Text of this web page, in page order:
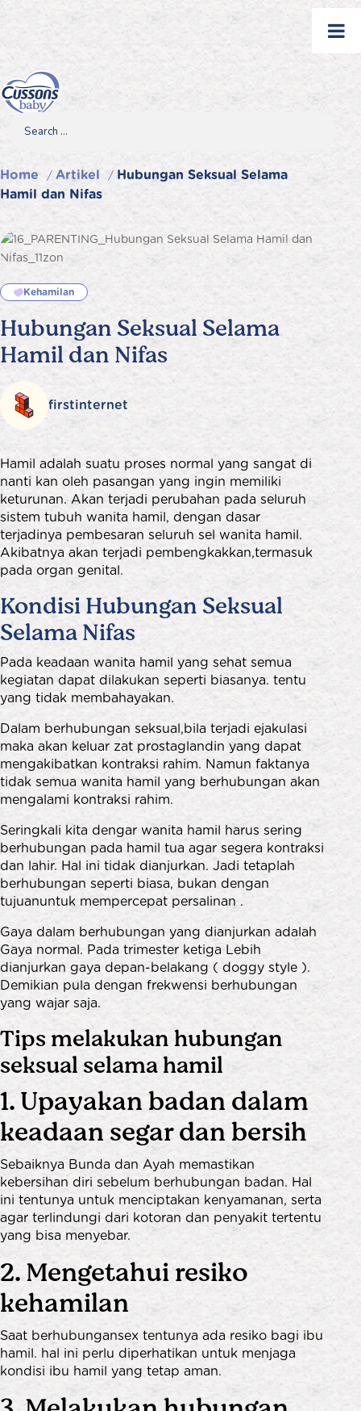
Search
Home / Artikel / Hubungan Seksual Selama
Hamil dan Nifas
Kehamilan
Hubungan Seksual Selama
Hamil dan Nifas
firstinternet
Hamil adalah suatu proses normal yang sangat di
nanti kan oleh pasangan yang ingin memiliki
keturunan. Akan terjadi perubahan pada seluruh
sistem tubuh wanita hamil, dengan dasar
terjadinya pembesaran seluruh sel wanita hamil.
Akibatnya akan terjadi pembengkakkan,termasuk
pada organ genital.
Kondisi Hubungan Seksual
Selama Nifas
Pada keadaan wanita hamil yang sehat semua
kegiatan dapat dilakukan seperti biasanya. tentu
yang tidak membahayakan.
Dalam berhubungan seksual,bila terjadi ejakulasi
maka akan keluar zat prostaglandin yang dapat
mengakibatkan kontraksi rahim. Namun faktanya
tidak semua wanita hamil yang berhubungan akan
mengalami kontraksi rahim.
Seringkali kita dengar wanita hamil harus sering
berhubungan pada hamil tua agar segera kontraksi
dan lahir. Hal ini tidak dianjurkan. Jadi tetaplah
berhubungan seperti biasa, bukan dengan
tujuanuntuk mempercepat persalinan .
Gaya dalam berhubungan yang dianjurkan adalah
Gaya normal. Pada trimester ketiga Lebih
dianjurkan gaya depan-belakang ( doggy style ).
Demikian pula dengan frekwensi berhubungan
yang wajar saja.
Tips melakukan hubungan
seksual selama hamil
1. Upayakan badan dalam
keadaan segar dan bersih
Sebaiknya Bunda dan Ayah memastikan
kebersihan diri sebelum berhubungan badan. Hal
ini tentunya untuk menciptakan kenyamanan, serta
agar terlindungi dari kotoran dan penyakit tertentu
yang bisa menyebar.
2. Mengetahui resiko
kehamilan
Saat berhubungansex tentunya ada resiko bagi ibu
hamil. hal ini perlu diperhatikan untuk menjaga
kondisi ibu hamil yang tetap aman.